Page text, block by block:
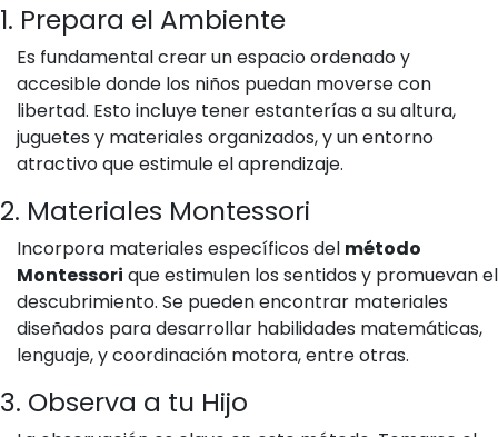
1. Prepara el Ambiente
Es fundamental crear un espacio ordenado y
accesible donde los niños puedan moverse con
libertad. Esto incluye tener estanterías a su altura,
juguetes y materiales organizados, y un entorno
atractivo que estimule el aprendizaje.
2. Materiales Montessori
Incorpora materiales específicos del método
Montessori que estimulen los sentidos y promuevan el
descubrimiento. Se pueden encontrar materiales
diseñados para desarrollar habilidades matemáticas,
lenguaje, y coordinación motora, entre otras.
3. Observa a tu Hijo